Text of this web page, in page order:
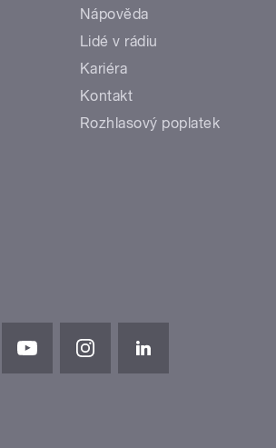
Nápověda
Lidé v rádiu
Kariéra
Kontakt
Rozhlasový poplatek